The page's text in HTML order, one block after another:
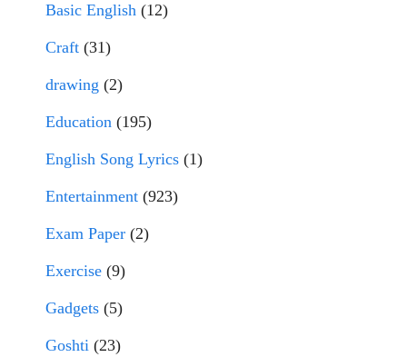
Basic English (12)
Craft (31)
drawing (2)
Education (195)
English Song Lyrics (1)
Entertainment (923)
Exam Paper (2)
Exercise (9)
Gadgets (5)
Goshti (23)